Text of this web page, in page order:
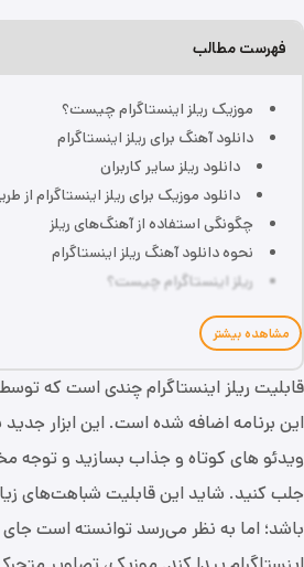
فهرست مطالب
موزیک ریلز اینستاگرام چیست؟
دانلود آهنگ برای ریلز اینستاگرام
دانلود ریلز سایر کاربران
دانلود موزیک برای ریلز اینستاگرام
چگونگی استفاده از آهنگ‌های ریلز
نحوه دانلود آهنگ ریلز اینستاگرام
ریلز اینستاگرام چیست؟
مشاهده بیشتر
قابلیت ریلز اینستاگرام چندی است که
این برنامه اضافه شده است. این ابزار
ویدئو های کوتاه و جذاب بسازید و توجه
جلب کنید. شاید این قابلیت شباهت‌های
باشد؛ اما به نظر می‌رسد توانسته است